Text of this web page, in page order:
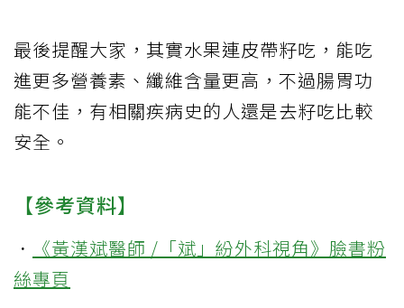
最後提醒大家，其實水果連皮帶籽吃，能吃
進更多營養素、纖維含量更高，不過腸胃功
能不佳，有相關疾病史的人還是去籽吃比較
安全。
【參考資料】
．
《黃漢斌醫師 /「斌」紛外科視角》臉書粉
絲專頁